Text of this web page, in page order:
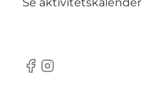
Facebook
Instagram